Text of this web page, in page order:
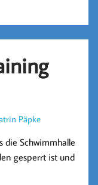
Päpke
die Schwimmhalle
gesperrt ist und